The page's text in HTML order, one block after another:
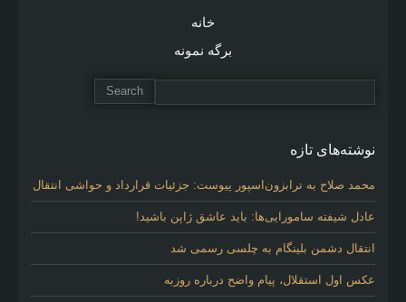
خانه
برگه نمونه
نوشته‌های تازه
محمد صلاح به ترابزون‌اسپور پیوست: جزئیات قرارداد و حواشی انتقال
عادل شیفته سامورایی‌ها: باید عاشق ژاپن باشید!
انتقال دشمن بلینگام به چلسی رسمی شد
عکس اول استقلال، پیام واضح درباره روزبه